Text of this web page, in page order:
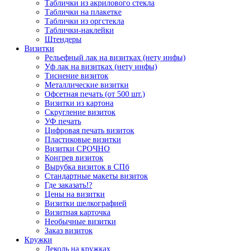
Таблички из акрилового стекла
Таблички на плакетке
Таблички из оргстекла
Таблички-наклейки
Штендеры
Визитки
Рельефный лак на визитках (нету инфы)
Уф лак на визитках (нету инфы)
Тиснение визиток
Металлические визитки
Офсетная печать (от 500 шт.)
Визитки из картона
Скругление визиток
УФ печать
Цифровая печать визиток
Пластиковые визитки
Визитки СРОЧНО
Конгрев визиток
Вырубка визиток в СПб
Стандартные макеты визиток
Где заказать!?
Цены на визитки
Визитки шелкографией
Визитная карточка
Необычные визитки
Заказ визиток
Кружки
Деколь на кружках